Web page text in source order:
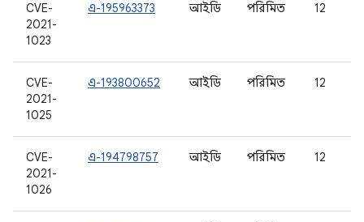
CVE-
2021-
1023
এ-195963373 আইডি পরিমিত 12
CVE-
2021-
1025
এ-193800652 আইডি পরিমিত 12
CVE-
2021-
1026
এ-194798757 আইডি পরিমিত 12